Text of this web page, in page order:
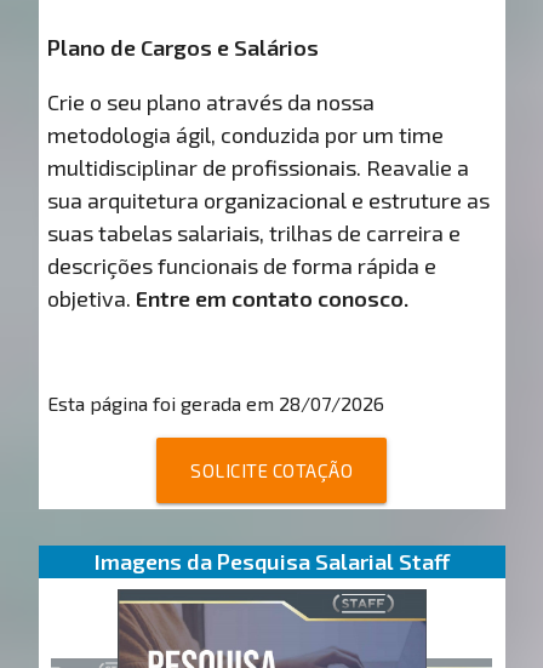
Plano de Cargos e Salários
Crie o seu plano através da nossa
metodologia ágil, conduzida por um time
multidisciplinar de profissionais. Reavalie a
sua arquitetura organizacional e estruture as
suas tabelas salariais, trilhas de carreira e
descrições funcionais de forma rápida e
objetiva. Entre em contato conosco.
Esta página foi gerada em 28/07/2026
SOLICITE COTAÇÃO
Imagens da Pesquisa Salarial Staff